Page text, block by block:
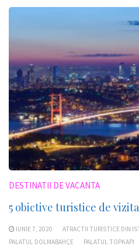
DESTINATII DE VACANTA
5 obictive turistice de
IUNIE 7, 2020 ATRACTII TURISTICE DIN
PALATUL DOLMABAHÇE
PALATUL TOPKAPI